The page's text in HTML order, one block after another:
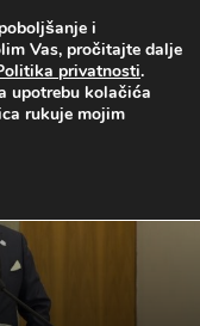
i
Vas, pročitajte dalje
privatnosti.
upotrebu kolačića
rukuje mojim